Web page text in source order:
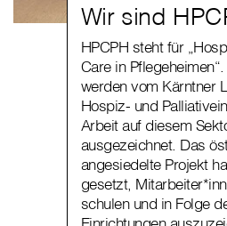
Wir sind
HPCPH steht für
Care in
werden vom Kärntner
Hospiz- und
Arbeit auf diesem
ausgezeichnet. Das
angesiedelte Projekt
gesetzt,
schulen und in Folge